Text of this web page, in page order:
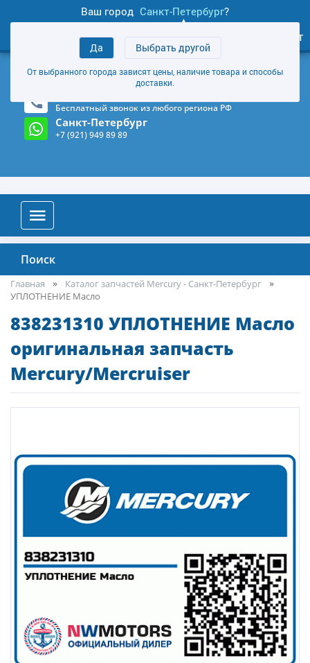
Ваш город Санкт-Петербург?
Да Выбрать другой
От выбранного города зависят цены, наличие товара и способы
доставки.
товаров
Личный кабинет
+7 (921) 949 89 89
Магазин и склад в Санкт-Петербурге (Карта)
Бесплатный звонок из любого региона РФ
Санкт-Петербург
+7 (921) 949 89 89
Поиск
Главная
Каталог запчастей Mercury - Санкт-Петербург
УПЛОТНЕНИЕ Масло
838231310 УПЛОТНЕНИЕ Масло
оригинальная запчасть
Mercury/Mercruiser